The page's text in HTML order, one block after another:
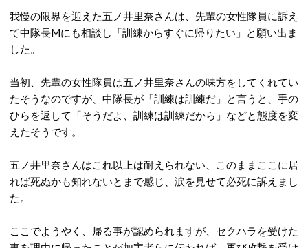
我慢の限界を迎えた五ノ井里奈さんは、先輩の女性隊員に訴え
て中隊長Mにも相談し「訓練からすぐに帰りたい」と願い出ま
した。
当初、先輩の女性隊員は五ノ井里奈さんの味方をしてくれてい
たそうなのですが、中隊長が「訓練は訓練だ」と言うと、手の
ひらを返して「そうだよ、訓練は訓練だから」などと態度を変
えたそうです。
五ノ井里奈さんはこれ以上は耐えられない、このままここに居
れば死ぬかも知れないとまで感じ、涙を見せて必死に訴えまし
た。
ここでようやく、帰る事が認められますが、セクハラを受けた